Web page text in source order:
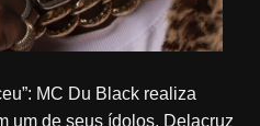
um de seus ídolos, Delacruz